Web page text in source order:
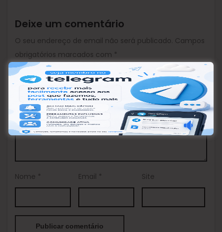
Deixe um comentário
O seu endereço de email não será publicado. Campos
obrigatórios marcados com *
Comentário*
Nome * Email * Site